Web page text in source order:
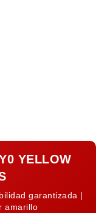
YELLOW
garantizada |
amarillo